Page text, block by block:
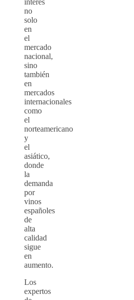
interés
no
solo
en
el
mercado
nacional,
sino
también
en
mercados
internacionales
como
el
norteamericano
y
el
asiático,
donde
la
demanda
por
vinos
españoles
de
alta
calidad
sigue
en
aumento.
Los
expertos